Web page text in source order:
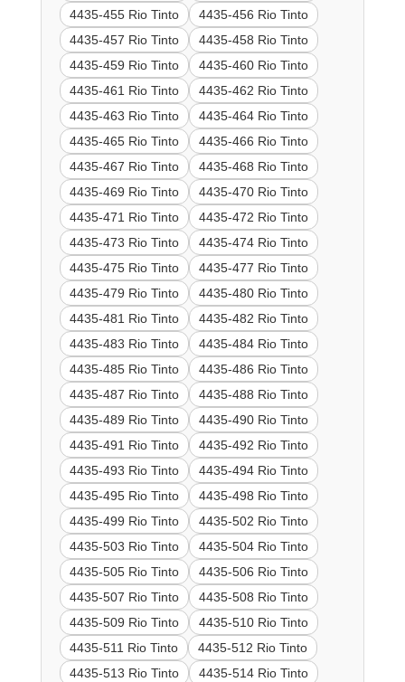
4435-455 Rio Tinto
4435-456 Rio Tinto
4435-457 Rio Tinto
4435-458 Rio Tinto
4435-459 Rio Tinto
4435-460 Rio Tinto
4435-461 Rio Tinto
4435-462 Rio Tinto
4435-463 Rio Tinto
4435-464 Rio Tinto
4435-465 Rio Tinto
4435-466 Rio Tinto
4435-467 Rio Tinto
4435-468 Rio Tinto
4435-469 Rio Tinto
4435-470 Rio Tinto
4435-471 Rio Tinto
4435-472 Rio Tinto
4435-473 Rio Tinto
4435-474 Rio Tinto
4435-475 Rio Tinto
4435-477 Rio Tinto
4435-479 Rio Tinto
4435-480 Rio Tinto
4435-481 Rio Tinto
4435-482 Rio Tinto
4435-483 Rio Tinto
4435-484 Rio Tinto
4435-485 Rio Tinto
4435-486 Rio Tinto
4435-487 Rio Tinto
4435-488 Rio Tinto
4435-489 Rio Tinto
4435-490 Rio Tinto
4435-491 Rio Tinto
4435-492 Rio Tinto
4435-493 Rio Tinto
4435-494 Rio Tinto
4435-495 Rio Tinto
4435-498 Rio Tinto
4435-499 Rio Tinto
4435-502 Rio Tinto
4435-503 Rio Tinto
4435-504 Rio Tinto
4435-505 Rio Tinto
4435-506 Rio Tinto
4435-507 Rio Tinto
4435-508 Rio Tinto
4435-509 Rio Tinto
4435-510 Rio Tinto
4435-511 Rio Tinto
4435-512 Rio Tinto
4435-513 Rio Tinto
4435-514 Rio Tinto